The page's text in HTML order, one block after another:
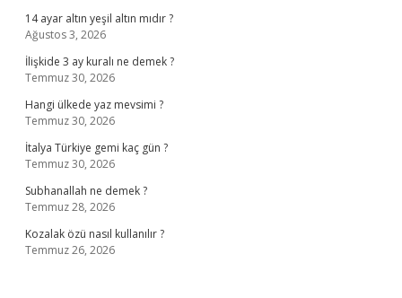
14 ayar altın yeşil altın mıdır ?
Ağustos 3, 2026
İlişkide 3 ay kuralı ne demek ?
Temmuz 30, 2026
Hangi ülkede yaz mevsimi ?
Temmuz 30, 2026
İtalya Türkiye gemi kaç gün ?
Temmuz 30, 2026
Subhanallah ne demek ?
Temmuz 28, 2026
Kozalak özü nasıl kullanılır ?
Temmuz 26, 2026